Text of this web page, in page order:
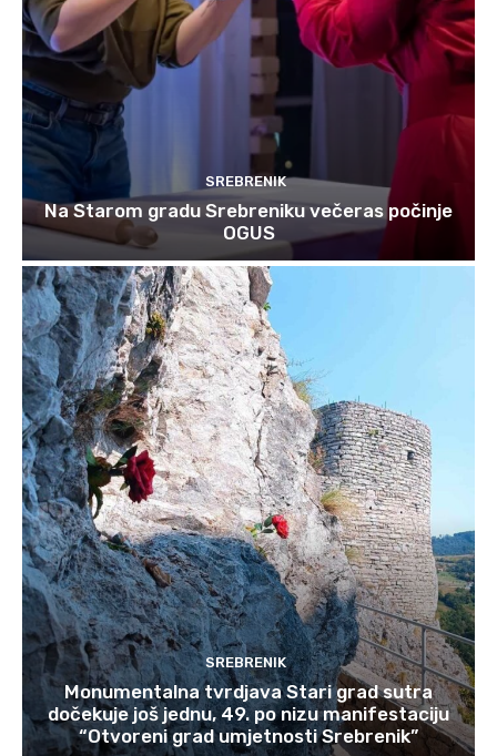
SREBRENIK
Na Starom gradu Srebreniku večeras počinje
OGUS
SREBRENIK
Monumentalna tvrdjava Stari grad sutra
dočekuje još jednu, 49. po nizu manifestaciju
“Otvoreni grad umjetnosti Srebrenik”